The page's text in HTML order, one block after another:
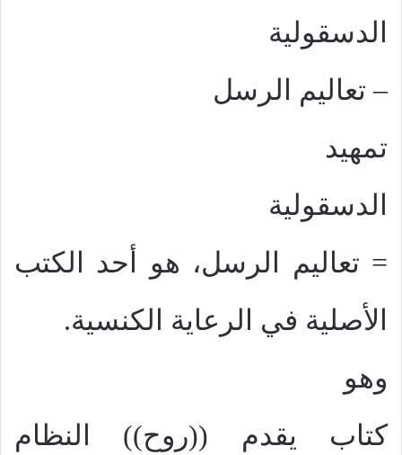
الدسقولية
– تعاليم الرسل
تمهيد
الدسقولية
= تعاليم الرسل، هو أحد الكتب
الأصلية في الرعاية الكنسية.
وهو
كتاب يقدم ((روح)) النظام